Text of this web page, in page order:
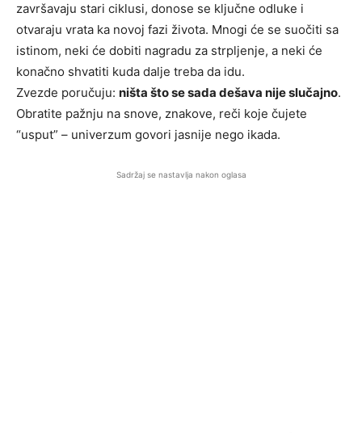
završavaju stari ciklusi, donose se ključne odluke i
otvaraju vrata ka novoj fazi života. Mnogi će se suočiti sa
istinom, neki će dobiti nagradu za strpljenje, a neki će
konačno shvatiti kuda dalje treba da idu.
Zvezde poručuju: ništa što se sada dešava nije slučajno.
Obratite pažnju na snove, znakove, reči koje čujete
“usput” – univerzum govori jasnije nego ikada.
Sadržaj se nastavlja nakon oglasa